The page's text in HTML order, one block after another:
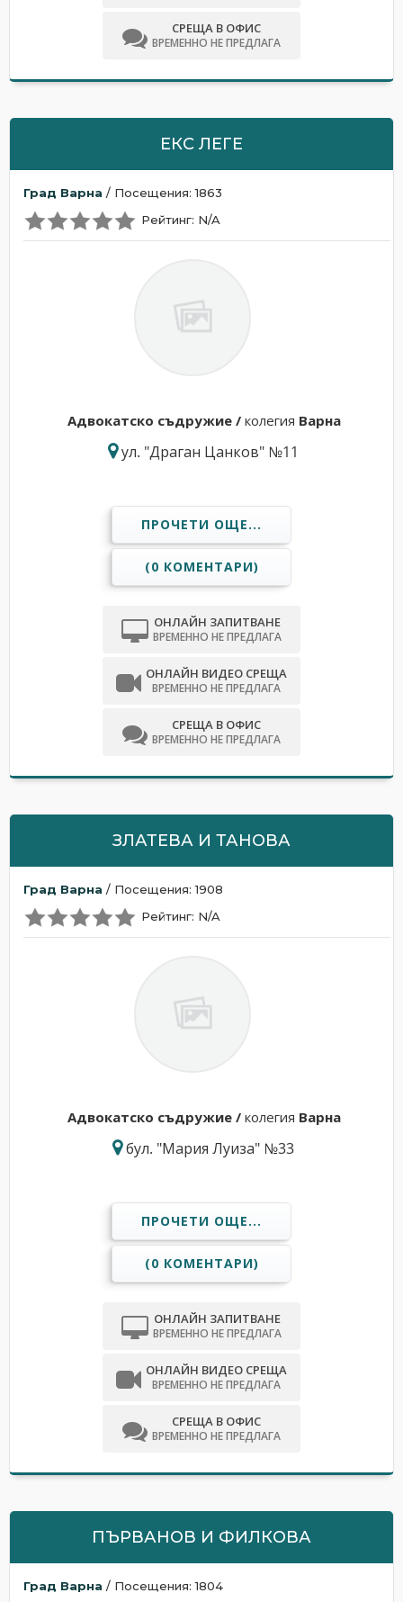
СРЕЩА В ОФИС
ВРЕМЕННО НЕ ПРЕДЛАГА
ЕКС ЛЕГЕ
Град Варна / Посещения: 1863
Рейтинг: N/A
Адвокатскo съдружие / колегия Варна
ул. "Драган Цанков" №11
ПРОЧЕТИ ОЩЕ...
(0 КОМЕНТАРИ)
ОНЛАЙН ЗАПИТВАНЕ
ВРЕМЕННО НЕ ПРЕДЛАГА
ОНЛАЙН ВИДЕО СРЕЩА
ВРЕМЕННО НЕ ПРЕДЛАГА
СРЕЩА В ОФИС
ВРЕМЕННО НЕ ПРЕДЛАГА
ЗЛАТЕВА И ТАНОВА
Град Варна / Посещения: 1908
Рейтинг: N/A
Адвокатскo съдружие / колегия Варна
бул. "Мария Луиза" №33
ПРОЧЕТИ ОЩЕ...
(0 КОМЕНТАРИ)
ОНЛАЙН ЗАПИТВАНЕ
ВРЕМЕННО НЕ ПРЕДЛАГА
ОНЛАЙН ВИДЕО СРЕЩА
ВРЕМЕННО НЕ ПРЕДЛАГА
СРЕЩА В ОФИС
ВРЕМЕННО НЕ ПРЕДЛАГА
ПЪРВАНОВ И ФИЛКОВА
Град Варна / Посещения: 1804